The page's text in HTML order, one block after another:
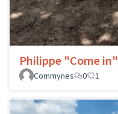
Philippe "Come in"
Commynes
0 1